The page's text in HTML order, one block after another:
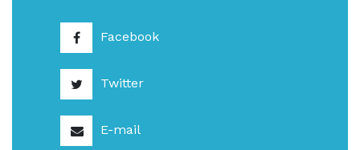
Facebook
Twitter
E-mail